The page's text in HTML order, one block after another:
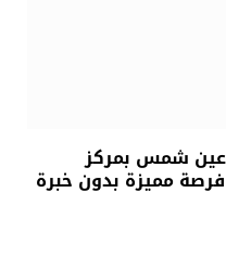
شمس بمركز